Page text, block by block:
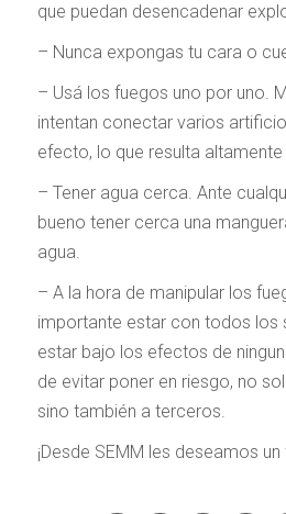
que puedan desencadenar
– Nunca expongas tu cara o
– Usá los fuegos uno por uno.
intentan conectar varios
efecto, lo que resulta
– Tener agua cerca. Ante
bueno tener cerca una
agua.
– A la hora de manipular los
importante estar con todos los
estar bajo los efectos de
de evitar poner en riesgo, no
sino también a terceros.
¡Desde SEMM les deseamos